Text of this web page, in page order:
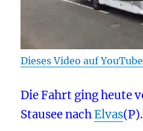
Dieses Video auf
Die Fahrt ging heute
Stausee nachElvas(P).